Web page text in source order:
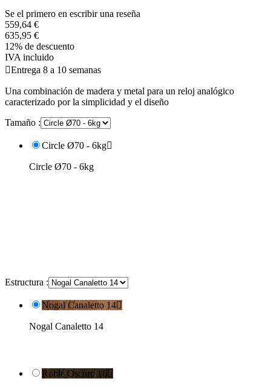
Se el primero en escribir una reseña
559,64 €
635,95 €
12% de descuento
IVA incluido
Entrega 8 a 10 semanas
Una combinación de madera y metal para un reloj analógico
caracterizado por la simplicidad y el diseño
Tamaño :
Circle Ø70 - 6kg
Circle Ø70 - 6kg
Estructura :
Nogal Canaletto 14
Nogal Canaletto 14
Roble Oscuro 16